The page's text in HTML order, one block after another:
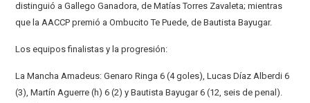
distinguió a Gallego Ganadora, de Matías Torres Zavaleta; mientras
que la AACCP premió a Ombucito Te Puede, de Bautista Bayugar.
Los equipos finalistas y la progresión:
La Mancha Amadeus: Genaro Ringa 6 (4 goles), Lucas Díaz Alberdi 6
(3), Martín Aguerre (h) 6 (2) y Bautista Bayugar 6 (12, seis de penal).